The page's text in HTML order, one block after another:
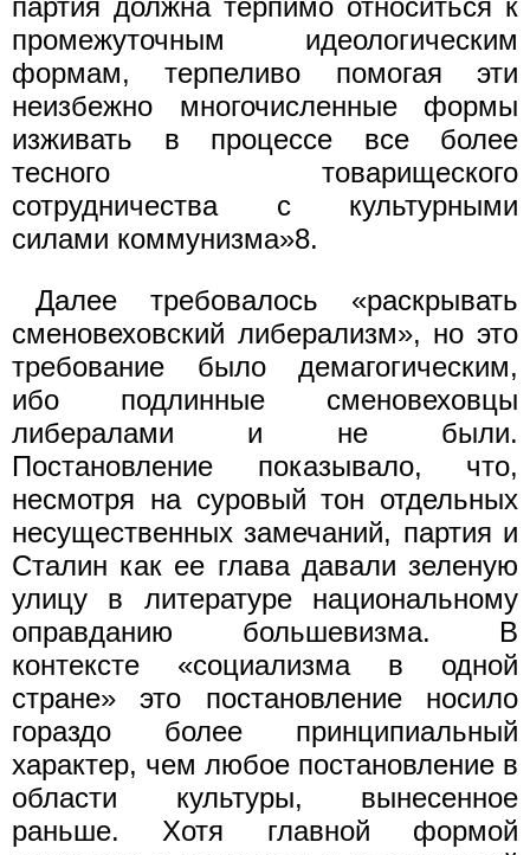
промежуточным идеологическим
формам, терпеливо помогая эти
неизбежно многочисленные формы
изживать в процессе все более
тесного товарищеского
сотрудничества с культурными
силами коммунизма»8.
Далее требовалось «раскрывать
сменовеховский либерализм», но это
требование было демагогическим,
ибо подлинные сменовеховцы
либералами и не были.
Постановление показывало, что,
несмотря на суровый тон отдельных
несущественных замечаний, партия и
Сталин как ее глава давали зеленую
улицу в литературе национальному
оправданию большевизма. В
контексте «социализма в одной
стране» это постановление носило
гораздо более принципиальный
характер, чем любое постановление в
области культуры, вынесенное
раньше. Хотя главной формой